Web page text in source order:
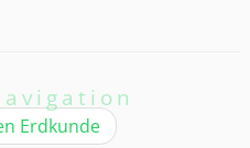
Erdkunde